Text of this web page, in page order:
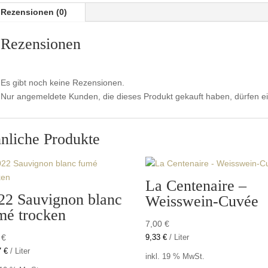
Rezensionen (0)
Rezensionen
Es gibt noch keine Rezensionen.
Nur angemeldete Kunden, die dieses Produkt gekauft haben, dürfen
Produkte
Sauvignon blanc
trocken
€
€/ Liter
La Centenaire –
Weisswein-Cuvée
7,00€
9,33€ / Liter
inkl. 19 % MwSt.